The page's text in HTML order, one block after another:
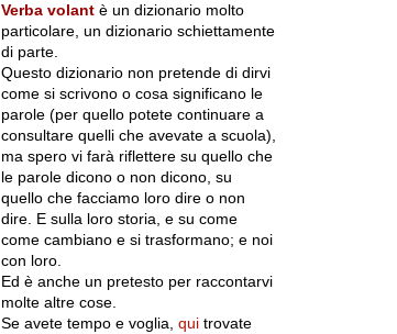
Verba volantè un dizionario molto
particolare, un dizionario schiettamente
di parte.
Questo dizionario non pretende di dirvi
come si scrivono o cosa significano le
parole (per quello potete continuare a
consultare quelli che avevate a scuola),
ma spero vi farà riflettere su quello che
le parole dicono o non dicono, su
quello che facciamo loro dire o non
dire. E sulla loro storia, e su come
come cambiano e si trasformano; e noi
con loro.
Ed è anche un pretesto per raccontarvi
molte altre cose.
Se avete tempo e voglia, quitrovate